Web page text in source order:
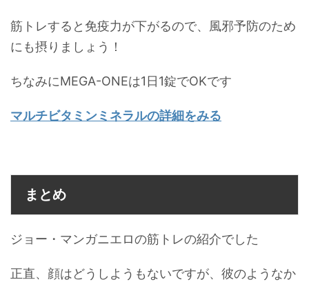
筋トレすると免疫力が下がるので、風邪予防のため
にも摂りましょう！
ちなみにMEGA-ONEは1日1錠でOKです
マルチビタミンミネラルの詳細をみる
まとめ
ジョー・マンガニエロの筋トレの紹介でした
正直、顔はどうしようもないですが、彼のようなか